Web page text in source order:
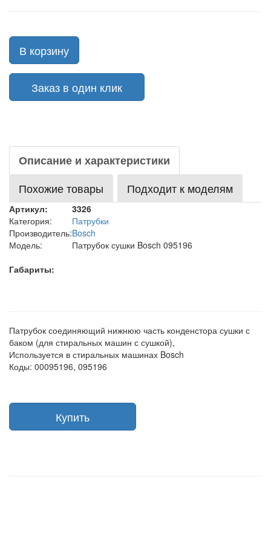
В корзину
Заказ в один клик
Описание и характеристики
Похожие товары
Подходит к моделям
Артикул:
3326
Категория:
Патрубки
Производитель:Bosch
Модель:
Патрубок сушки Bosch 095196
Габариты:
Патрубок соединяющий нижнюю часть конденстора сушки с
баком (для стиральных машин с сушкой),
Используется в стиральных машинах Bosch
Коды: 00095196, 095196